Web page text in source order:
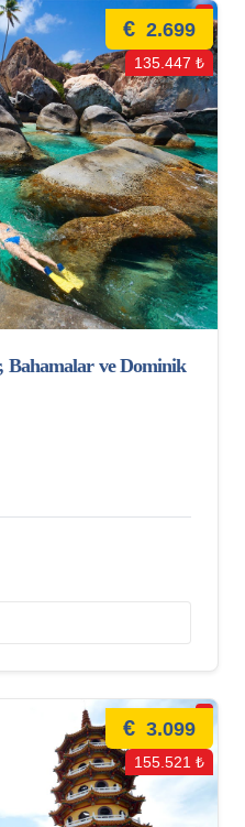
€ 2.699
135.447 ₺
ve Dominik
€ 3.099
155.521 ₺